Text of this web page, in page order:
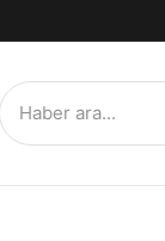
Ara: